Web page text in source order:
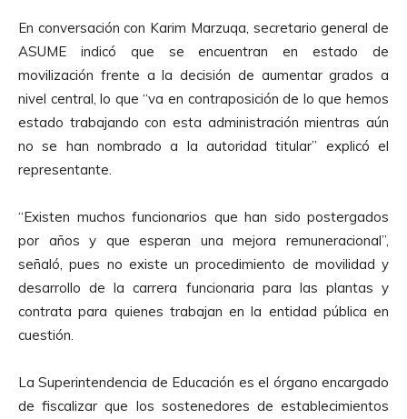
d
e
A
u
d
i
o
En conversación con Karim Marzuqa, secretario general de
ASUME indicó que se encuentran en estado de
movilización frente a la decisión de aumentar grados a
nivel central, lo que “va en contraposición de lo que hemos
estado trabajando con esta administración mientras aún
no se han nombrado a la autoridad titular” explicó el
representante.
“Existen muchos funcionarios que han sido postergados
por años y que esperan una mejora remuneracional”,
señaló, pues no existe un procedimiento de movilidad y
desarrollo de la carrera funcionaria para las plantas y
contrata para quienes trabajan en la entidad pública en
cuestión.
La Superintendencia de Educación es el órgano encargado
de fiscalizar que los sostenedores de establecimientos